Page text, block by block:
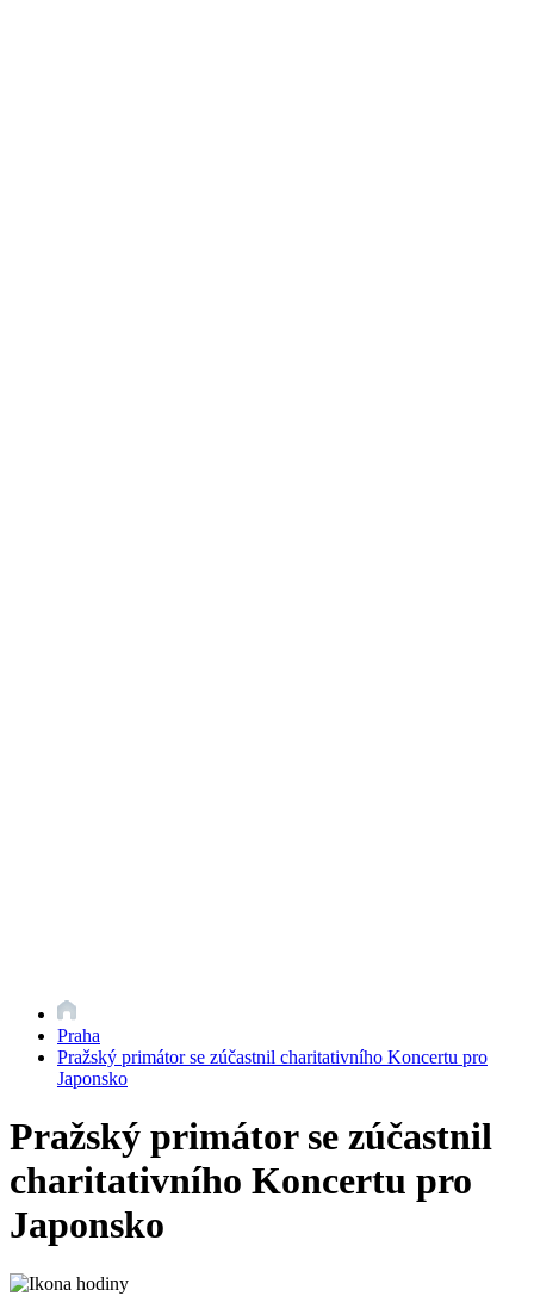
Praha
Pražský primátor se zúčastnil charitativního Koncertu pro
Japonsko
Pražský primátor se zúčastnil
charitativního Koncertu pro
Japonsko